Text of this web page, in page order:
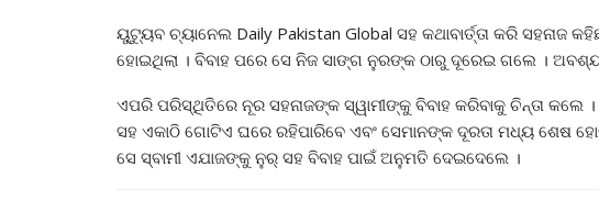
ୟୁଟ୍ୟୁବ ଚ୍ୟାନେଲ Daily Pakistan Global ସହ କଥାବାର୍ତ୍ତା କରି ସହନାଜ
ହୋଇଥିଲା । ବିବାହ ପରେ ସେ ନିଜ ସାଙ୍ଗ ନୁରଙ୍କ ଠାରୁ ଦୂରେଇ ଗଲେ ।
ଏପରି ପରିସ୍ଥିତିରେ ନୂର ସହନାଜଙ୍କ ସ୍ୱାମୀଙ୍କୁ ବିବାହ କରିବାକୁ ଚିନ୍ତା କଲେ
ସହ ଏକାଠି ଗୋଟିଏ ଘରେ ରହିପାରିବେ ଏବଂ ସେମାନଙ୍କ ଦୂରତା ମଧ୍ୟ ଶେଷ
ସେ ସ୍ବାମୀ ଏଯାଜଙ୍କୁ ନୁର୍ ସହ ବିବାହ ପାଇଁ ଅନୁମତି ଦେଇଦେଲେ ।